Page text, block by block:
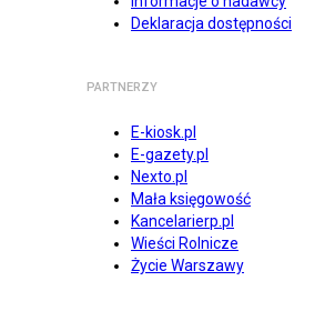
Deklaracja dostępności
PARTNERZY
E-kiosk.pl
E-gazety.pl
Nexto.pl
Mała księgowość
Kancelarierp.pl
Wieści Rolnicze
Życie Warszawy